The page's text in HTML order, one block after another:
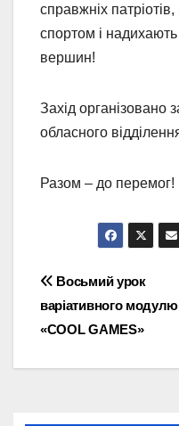
справжніх
спортом і
вершин!
Захід організовано
обласного
Разом – до перемог!
Навігація
записів
Восьмий урок
варіативного модулю
«COOL GAMES»